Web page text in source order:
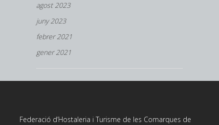
agost 2023
juny 2023
febrer 2021
gener 2021
Federació d’Hostaleria i Turisme de les Comarques de